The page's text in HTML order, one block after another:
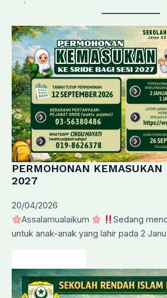
PERMOHONAN KEMASUKAN
2027
20/04/2026
Assalamualaikum
Sedang
untuk anak-anak yang lahir pada 2